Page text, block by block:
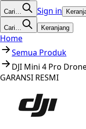
Cari… Sign in
Cari… Keranjang
Home
Semua Produk
DJI Mini 4 Pro
GARANSI RESMI